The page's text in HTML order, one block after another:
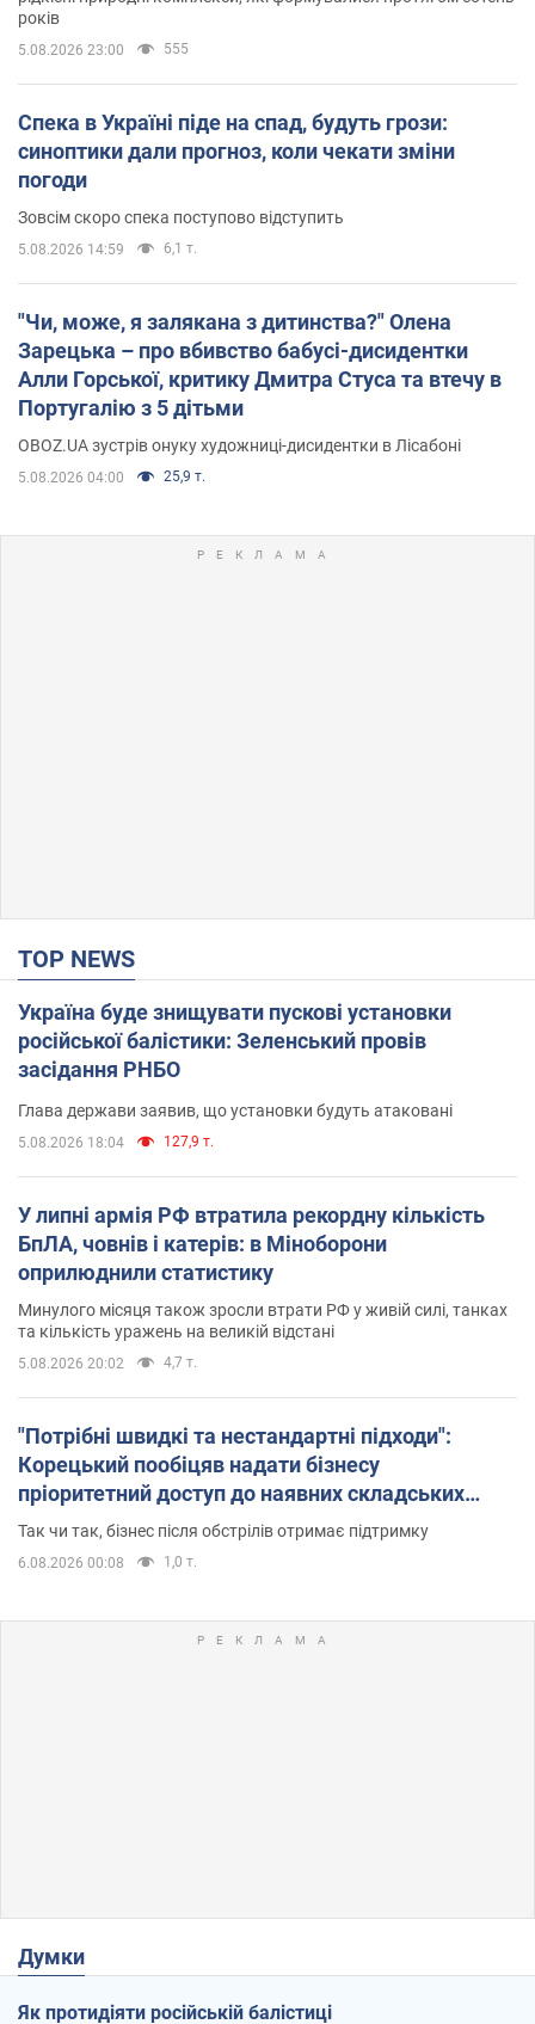
років
5.08.2026 23:00 555
Спека в Україні піде на спад, будуть грози:
синоптики дали прогноз, коли чекати зміни
погоди
Зовсім скоро спека поступово відступить
5.08.2026 14:59 6,1 т.
"Чи, може, я залякана з дитинства?" Олена
Зарецька – про вбивство бабусі-дисидентки
Алли Горської, критику Дмитра Стуса та втечу в
Португалію з 5 дітьми
OBOZ.UA зустрів онуку художниці-дисидентки в Лісабоні
5.08.2026 04:00 25,9 т.
TOP NEWS
Україна буде знищувати пускові установки
російської балістики: Зеленський провів
засідання РНБО
Глава держави заявив, що установки будуть атаковані
5.08.2026 18:04 127,9 т.
У липні армія РФ втратила рекордну кількість
БпЛА, човнів і катерів: в Міноборони
оприлюднили статистику
Минулого місяця також зросли втрати РФ у живій силі, танках
та кількість уражень на великій відстані
5.08.2026 20:02 4,7 т.
"Потрібні швидкі та нестандартні підходи":
Корецький пообіцяв надати бізнесу
пріоритетний доступ до наявних складських
приміщень
Так чи так, бізнес після обстрілів отримає підтримку
6.08.2026 00:08 1,0 т.
Думки
Як протидіяти російській балістиці